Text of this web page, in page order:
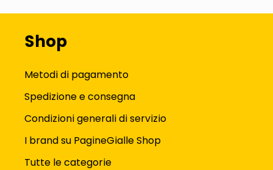
Shop
Metodi di pagamento
Spedizione e consegna
Condizioni generali di servizio
I brand su PagineGialle Shop
Tutte le categorie